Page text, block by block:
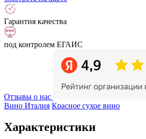
Гарантия качества
под контролем ЕГАИС
Отзывы о нас
Вино Италия Красное сухое вино
Характеристики